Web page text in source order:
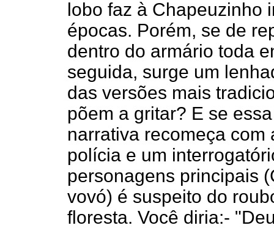
lobo faz à Chapeuzinho
épocas. Porém, se de
dentro do armário toda
seguida, surge um
das versões mais
põem a gritar? E se
narrativa recomeça
polícia e um
personagens principais
vovó) é suspeito do
floresta. Você diria:-